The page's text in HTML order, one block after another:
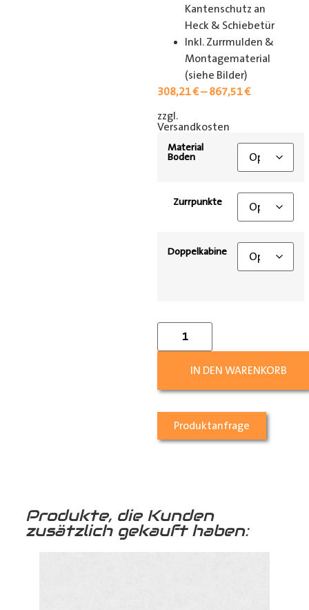
Kantenschutz an
Heck & Schiebetür
Inkl. Zurrmulden &
Montagematerial
(siehe Bilder)
308,21€–867,51€
zzgl.
Versandkosten
Material
Boden
Zurrpunkte
Doppelkabine
IN DEN WARENKORB
Produktanfrage
Produkte, die Kunden
zusätzlich gekauft haben: